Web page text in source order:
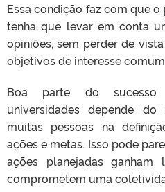
Essa condição faz com que
tenha que levar em conta
opiniões, sem perder de
objetivos de interesse
Boa parte do sucesso
universidades depende
muitas pessoas na
ações e metas. Isso pode
ações planejadas ganham
comprometem uma